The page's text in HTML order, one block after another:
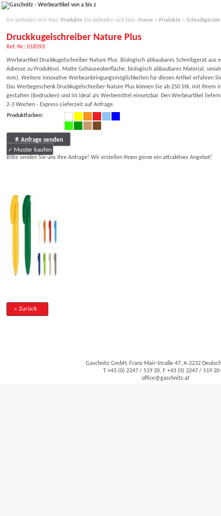
Sie befinden sich hier: Produkte Sie befinden sich hier: Home » Produkte » Schreibgeräte
Druckkugelschreiber Nature Plus
Ref.-Nr.: 018393
Werbeartikel Druckkugelschreiber Nature Plus. Biologisch abbaubares Schreibgerät aus
Adresse zu Produktsei. Matte Gehäuseoberfläche, biologisch abbaubares Material,
mm). Weitere innovative Werbeanbringungsmöglichkeiten für diesen Artikel erfahren
Das Werbegeschenk Druckkugelschreiber Nature Plus können Sie ab 250 Stk. mit Ihrem
gestalten (Bedrucken) und ist ideal als Werbemittel einsetzbar. Den Werbeartikel
2-3 Wochen - Express-Lieferzeit auf Anfrage.
Produktfarben:
Anfrage senden
Muster kaufen
Bitte senden Sie uns Ihre Anfrage! Wir erstellen Ihnen gerne ein attraktives Angebot!
« Zurück
Gaschnitz GmbH, Franz Mair-Straße 47, A-2232
T +43 (0) 2247 / 519 20, F +43 (0) 2247 / 519
office@gaschnitz.at